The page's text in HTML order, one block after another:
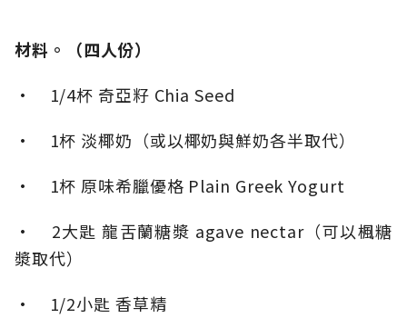
材料。（四人份）
• 1/4杯 奇亞籽 Chia Seed
• 1杯 淡椰奶（或以椰奶與鮮奶各半取代）
• 1杯 原味希臘優格 Plain Greek Yogurt
• 2大匙 龍舌蘭糖漿 agave nectar（可以楓糖
漿取代）
• 1/2小匙 香草精